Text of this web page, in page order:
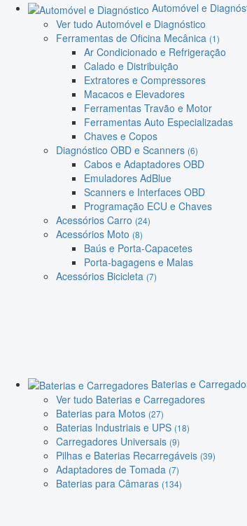
Automóvel e
Ver tudo Automóvel e Diagnóstico
Ferramentas de Oficina Mecânica (1)
Ar Condicionado e Refrigeração
Calado e Distribuição
Extratores e Compressores
Macacos e Elevadores
Ferramentas Travão e Motor
Ferramentas Auto Especializadas
Chaves e Copos
Diagnóstico OBD e Scanners (6)
Cabos e Adaptadores OBD
Emuladores AdBlue
Scanners e Interfaces OBD
Programação ECU e Chaves
Acessórios Carro (24)
Acessórios Moto (8)
Baús e Porta-Capacetes
Porta-bagagens e Malas
Acessórios Bicicleta (7)
Baterias e
Ver tudo Baterias e Carregadores
Baterias para Motos (27)
Baterias Industriais e UPS (18)
Carregadores Universais (9)
Pilhas e Baterias Recarregáveis (39)
Adaptadores de Tomada (7)
Baterias para Câmaras (134)